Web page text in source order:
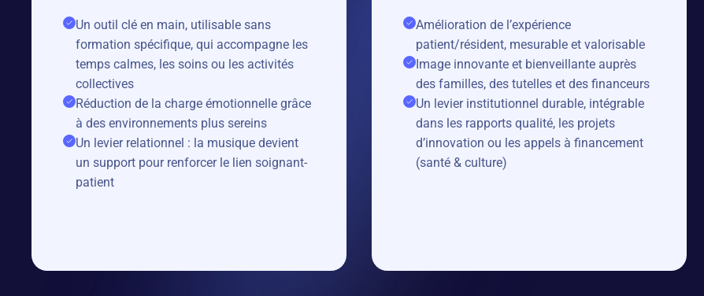
Un outil clé en main, utilisable sans
formation spécifique, qui accompagne les
temps calmes, les soins ou les activités
collectives
Réduction de la charge émotionnelle grâce
à des environnements plus sereins
Un levier relationnel : la musique devient
un support pour renforcer le lien soignant-
patient
Amélioration de l’expérience
patient/résident, mesurable et valorisable
Image innovante et bienveillante auprès
des familles, des tutelles et des financeurs
Un levier institutionnel durable, intégrable
dans les rapports qualité, les projets
d’innovation ou les appels à financement
(santé & culture)